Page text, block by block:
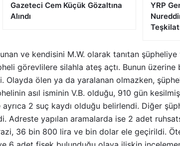
Gazeteci Cem Küçük Gözaltına
Alındı
YRP
ve kendisini M.W. olarak tanıtan
görevlilere silahla ateş açtı. Bunun
Olayda ölen ya da yaralanan olmazken, şüpheli
asıl isminin V.B. olduğu, 910 gün
2 suç kaydı olduğu belirlendi. Diğer
Adreste yapılan aramalarda ise 2 adet
36 bin 800 lira ve bin dolar ele geçirildi.